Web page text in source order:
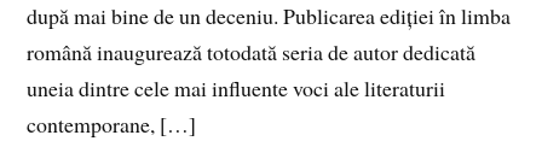
după mai bine de un deceniu. Publicarea ediției în limba
română inaugurează totodată seria de autor dedicată
uneia dintre cele mai influente voci ale literaturii
contemporane, […]